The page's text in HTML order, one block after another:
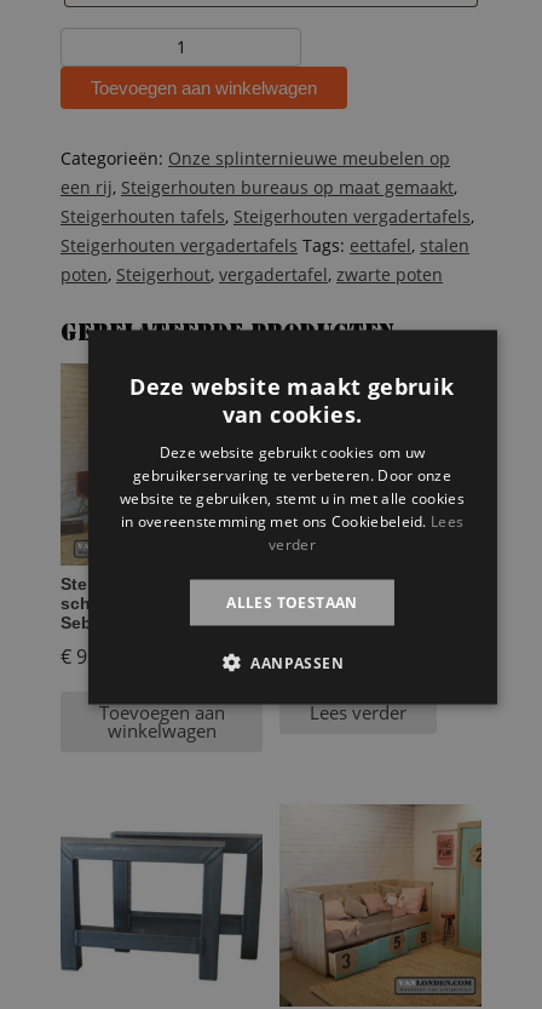
vergadertafel
Irmgard
Toevoegen aan winkelwagen
Categorieën: Onze splinternieuwe meubelen op
een rij, Steigerhouten bureaus op maat gemaakt,
Steigerhouten tafels, Steigerhouten vergadertafels,
Steigerhouten vergadertafels Tags: eettafel, stalen
poten, Steigerhout, vergadertafel, zwarte poten
Gerelateerde producten
Steigerhouten
schuifdeurkast
Sebastiaan
€ 999,95
Toevoegen aan
winkelwagen
Tafel onderstel stalen
model vierkant Mila
Lees verder
Deze website maakt gebruik
van cookies.
Deze website gebruikt cookies om uw
gebruikerservaring te verbeteren. Door onze
website te gebruiken, stemt u in met alle cookies
in overeenstemming met ons Cookiebeleid. Lees
verder
ALLES TOESTAAN
AANPASSEN